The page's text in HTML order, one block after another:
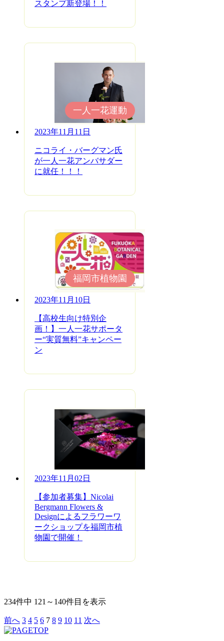
スタンプ新登場！！
2023年11月11日
ニコライ・バーグマン氏
が一人一花アンバサダー
に就任！！！
一人一花運動
2023年11月10日
【高校生向け特別企
画！】一人一花サポータ
ー“実質無料”キャンペー
ン
福岡市植物園
2023年11月02日
【参加者募集】Nicolai
Bergmann Flowers &
Designによるフラワーワ
ークショップを福岡市植
物園で開催！
234件中 121～140件目を表示
前へ 3 4 5 6 7 8 9 10 11 次へ